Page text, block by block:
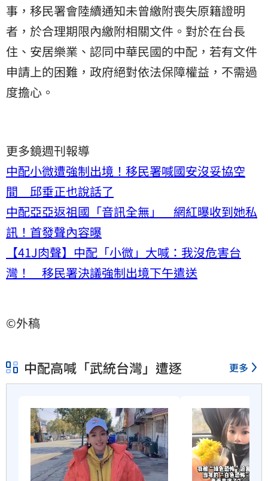
事，移民署會陸續通知未曾繳附喪失原籍證明
者，於合理期限內繳附相關文件。對於在台長
住、安居樂業、認同中華民國的中配，若有文件
申請上的困難，政府絕對依法保障權益，不需過
度擔心。
更多鏡週刊報導
中配小微遭強制出境！移民署喊國安沒妥協空
間 邱垂正也說話了
中配亞亞返祖國「音訊全無」 網紅曝收到她私
訊！首發聲內容曝
【41J肉聲】中配「小微」大喊：我沒危害台
灣！ 移民署決議強制出境下午遣送
©外稿
中配高喊「武統台灣」遭逐 更多